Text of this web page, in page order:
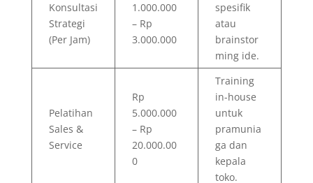
Konsultasi
Strategi
(Per Jam)
1.000.000
– Rp
3.000.000
spesifik
atau
brainstor
ming ide.
Pelatihan
Sales &
Service
Rp
5.000.000
– Rp
20.000.00
0
Training
in-house
untuk
pramunia
ga dan
kepala
toko.